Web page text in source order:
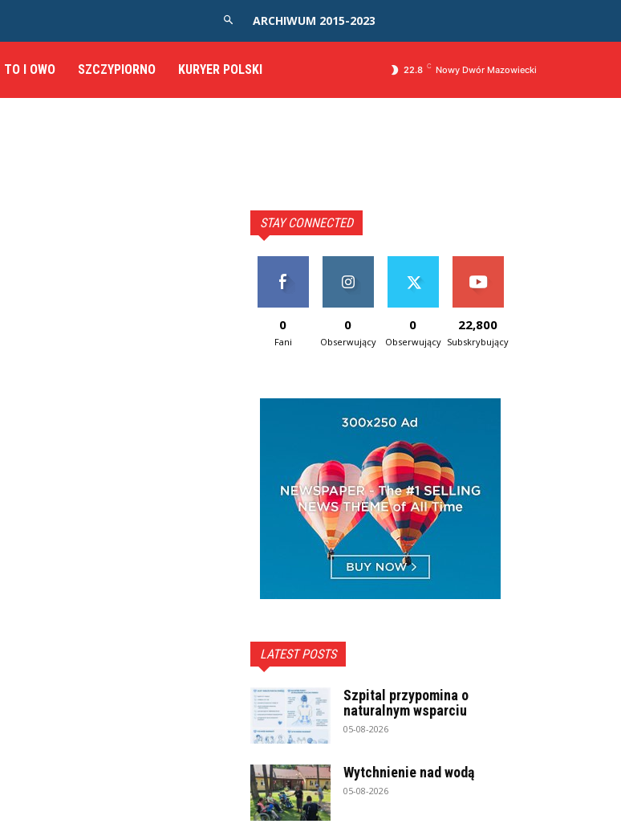
ARCHIWUM 2015-2023
TO I OWO SZCZYPIORNO KURYER POLSKI 22.8 C Nowy Dwór Mazowiecki
STAY CONNECTED
0
Fani
0
Obserwujący
0
Obserwujący
22,800
Subskrybujący
LATEST POSTS
Szpital przypomina o
naturalnym wsparciu
05-08-2026
Wytchnienie nad wodą
05-08-2026